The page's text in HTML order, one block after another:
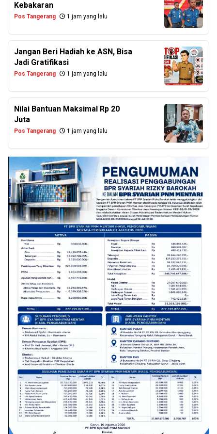
Kebakaran
Pos Tangerang 1 jam yang lalu
Jangan Beri Hadiah ke ASN, Bisa
Jadi Gratifikasi
Pos Tangerang 1 jam yang lalu
Nilai Bantuan Maksimal Rp 20
Juta
Pos Tangerang 1 jam yang lalu